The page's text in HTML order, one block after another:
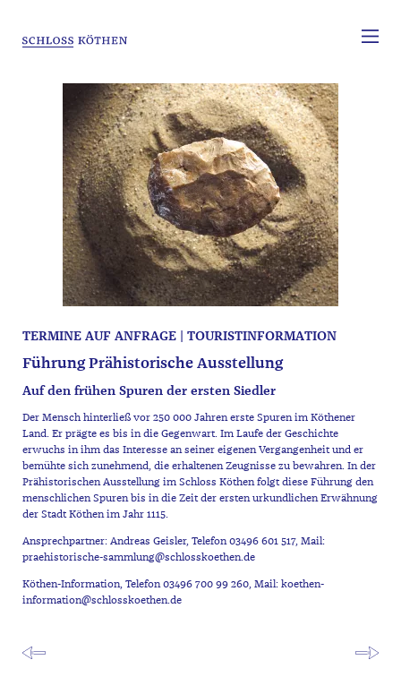
TERMINE AUF ANFRAGE | TOURISTINFORMATION
Führung Prähistorische Ausstellung
Auf den frühen Spuren der ersten Siedler
Der Mensch hinterließ vor 250 000 Jahren erste Spuren im Köthener
Land. Er prägte es bis in die Gegenwart. Im Laufe der Geschichte
erwuchs in ihm das Interesse an seiner eigenen Vergangenheit und er
bemühte sich zunehmend, die erhaltenen Zeugnisse zu bewahren. In der
Prähistorischen Ausstellung im Schloss Köthen folgt diese Führung den
menschlichen Spuren bis in die Zeit der ersten urkundlichen Erwähnung
der Stadt Köthen im Jahr 1115.
Ansprechpartner: Andreas Geisler, Telefon 03496 601 517, Mail:
praehistorische-sammlung@schlosskoethen.de
Köthen-Information, Telefon 03496 700 99 260, Mail: koethen-
information@schlosskoethen.de